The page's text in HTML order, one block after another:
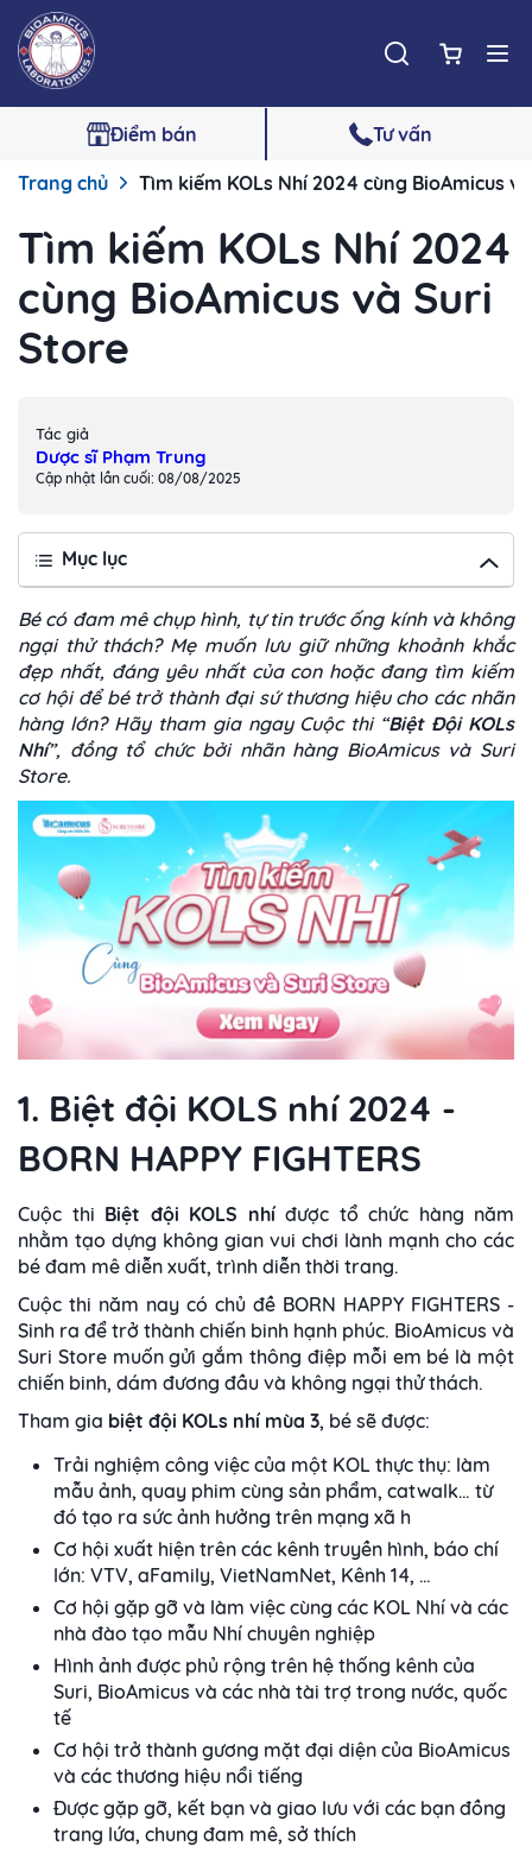
Điểm bán Tư vấn
Trang chủ Tìm kiếm KOLs Nhí 2024 cùng BioAmicus
Tìm kiếm KOLs Nhí 2024
cùng BioAmicus và Suri
Store
Tác giả
Dược sĩ Phạm Trung
Cập nhật lần cuối: 08/08/2025
Mục lục
Bé có đam mê chụp hình, tự tin trước ống kính và không
ngại thử thách? Mẹ muốn lưu giữ những khoảnh khắc
đẹp nhất, đáng yêu nhất của con hoặc đang tìm kiếm
cơ hội để bé trở thành đại sứ thương hiệu cho các nhãn
hàng lớn? Hãy tham gia ngay Cuộc thi “Biệt Đội KOLs
Nhí”, đồng tổ chức bởi nhãn hàng BioAmicus và Suri
Store.
1. Biệt đội KOLS nhí 2024 -
BORN HAPPY FIGHTERS
Cuộc thi Biệt đội KOLS nhíđược tổ chức hàng năm
nhằm tạo dựng không gian vui chơi lành mạnh cho các
bé đam mê diễn xuất, trình diễn thời trang.
Cuộc thi năm nay có chủ đề BORN HAPPY FIGHTERS -
Sinh ra để trở thành chiến binh hạnh phúc. BioAmicus và
Suri Store muốn gửi gắm thông điệp mỗi em bé là một
chiến binh, dám đương đầu và không ngại thử thách.
Tham gia biệt đội KOLs nhí mùa 3, bé sẽ được:
Trải nghiệm công việc của một KOL thực thụ: làm
mẫu ảnh, quay phim cùng sản phẩm, catwalk… từ
đó tạo ra sức ảnh hưởng trên mạng xã h
Cơ hội xuất hiện trên các kênh truyền hình, báo chí
lớn: VTV, aFamily, VietNamNet, Kênh 14, …
Cơ hội gặp gỡ và làm việc cùng các KOL Nhí và các
nhà đào tạo mẫu Nhí chuyên nghiệp
Hình ảnh được phủ rộng trên hệ thống kênh của
Suri, BioAmicus và các nhà tài trợ trong nước, quốc
tế
Cơ hội trở thành gương mặt đại diện của BioAmicus
và các thương hiệu nổi tiếng
Được gặp gỡ, kết bạn và giao lưu với các bạn đồng
trang lứa, chung đam mê, sở thích